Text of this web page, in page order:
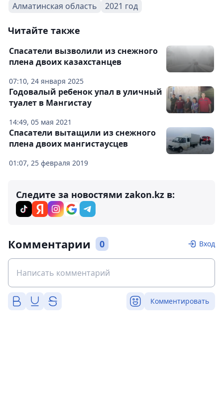
Алматинская область 2021 год
Читайте также
07:10, 24 января 2025
Спасатели вызволили из снежного
плена двоих казахстанцев
14:49, 05 мая 2021
Годовалый ребенок упал в уличный
туалет в Мангистау
01:07, 25 февраля 2019
Спасатели вытащили из снежного
плена двоих мангистаусцев
Следите за новостями zakon.kz в:
Комментарии 0 Вход
Комментировать